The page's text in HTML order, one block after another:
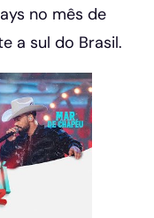
no mês de
a sul do Brasil.